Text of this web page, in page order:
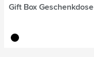
Gift Box Geschenkdose
noir